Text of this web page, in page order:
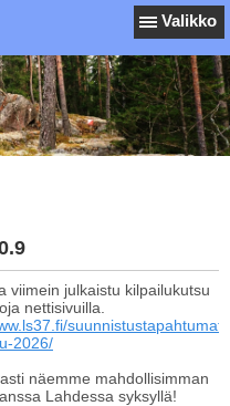
Valikko
viimein julkaistu kilpailukutsu
nettisivuilla.
2026/
näemme mahdollisimman
Lahdessa syksyllä!